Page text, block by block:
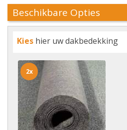
Beschikbare Opties
Kies hier uw dakbedekking
2x